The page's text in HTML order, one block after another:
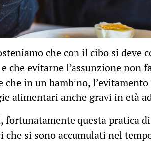
che con il cibo si deve
che evitarne l’assunzione non
che in un bambino,
alimentari anche gravi in età
questa pratica
che si sono accumulati nel